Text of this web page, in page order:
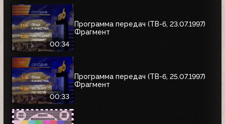
00:34
Программа передач (ТВ-6, 23.07.1997)
Фрагмент
00:33
Программа передач (ТВ-6, 25.07.1997)
Фрагмент